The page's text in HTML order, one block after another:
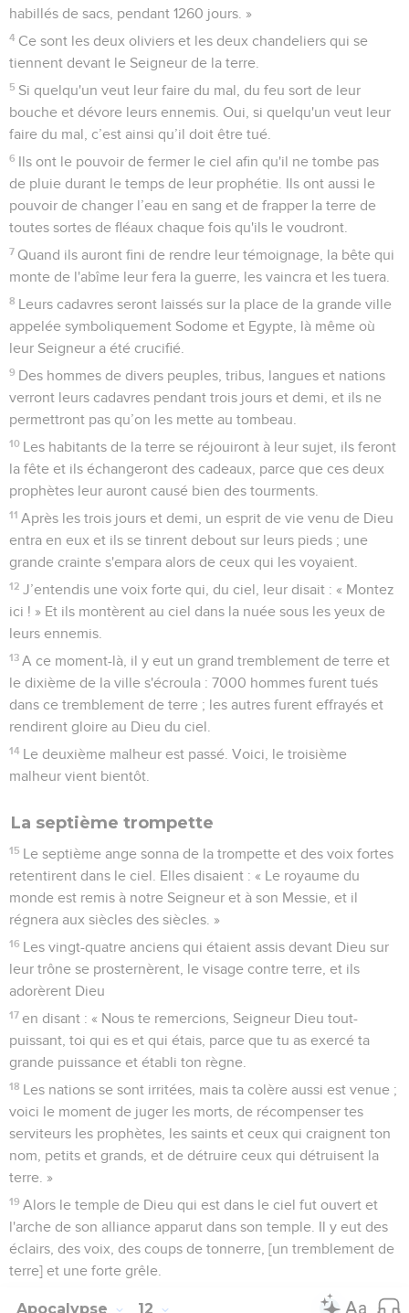
habillés de sacs, pendant 1260 jours. »
4 Ce sont les deux oliviers et les deux chandeliers qui se
tiennent devant le Seigneur de la terre.
5 Si quelqu'un veut leur faire du mal, du feu sort de leur
bouche et dévore leurs ennemis. Oui, si quelqu'un veut leur
faire du mal, c’est ainsi qu’il doit être tué.
6 Ils ont le pouvoir de fermer le ciel afin qu'il ne tombe pas
de pluie durant le temps de leur prophétie. Ils ont aussi le
pouvoir de changer l’eau en sang et de frapper la terre de
toutes sortes de fléaux chaque fois qu'ils le voudront.
7 Quand ils auront fini de rendre leur témoignage, la bête qui
monte de l'abîme leur fera la guerre, les vaincra et les tuera.
8 Leurs cadavres seront laissés sur la place de la grande ville
appelée symboliquement Sodome et Egypte, là même où
leur Seigneur a été crucifié.
9 Des hommes de divers peuples, tribus, langues et nations
verront leurs cadavres pendant trois jours et demi, et ils ne
permettront pas qu’on les mette au tombeau.
10 Les habitants de la terre se réjouiront à leur sujet, ils feront
la fête et ils échangeront des cadeaux, parce que ces deux
prophètes leur auront causé bien des tourments.
11 Après les trois jours et demi, un esprit de vie venu de Dieu
entra en eux et ils se tinrent debout sur leurs pieds ; une
grande crainte s'empara alors de ceux qui les voyaient.
12 J’entendis une voix forte qui, du ciel, leur disait : « Montez
ici ! » Et ils montèrent au ciel dans la nuée sous les yeux de
leurs ennemis.
13 A ce moment-là, il y eut un grand tremblement de terre et
le dixième de la ville s'écroula : 7000 hommes furent tués
dans ce tremblement de terre ; les autres furent effrayés et
rendirent gloire au Dieu du ciel.
14 Le deuxième malheur est passé. Voici, le troisième
malheur vient bientôt.
La septième trompette
15 Le septième ange sonna de la trompette et des voix fortes
retentirent dans le ciel. Elles disaient : « Le royaume du
monde est remis à notre Seigneur et à son Messie, et il
régnera aux siècles des siècles. »
16 Les vingt-quatre anciens qui étaient assis devant Dieu sur
leur trône se prosternèrent, le visage contre terre, et ils
adorèrent Dieu
17 en disant : « Nous te remercions, Seigneur Dieu tout-
puissant, toi qui es et qui étais, parce que tu as exercé ta
grande puissance et établi ton règne.
18 Les nations se sont irritées, mais ta colère aussi est venue ;
voici le moment de juger les morts, de récompenser tes
serviteurs les prophètes, les saints et ceux qui craignent ton
nom, petits et grands, et de détruire ceux qui détruisent la
terre. »
19 Alors le temple de Dieu qui est dans le ciel fut ouvert et
l'arche de son alliance apparut dans son temple. Il y eut des
éclairs, des voix, des coups de tonnerre, [un tremblement de
terre] et une forte grêle.
Apocalypse 12